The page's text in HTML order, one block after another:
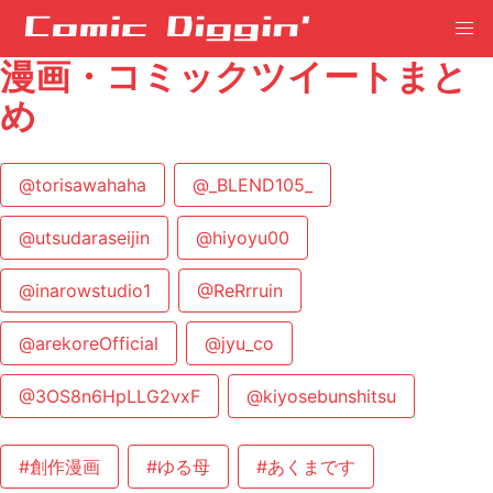
漫画・コミックツイートまと
め
@torisawahaha @_BLEND105_
@utsudaraseijin @hiyoyu00
@inarowstudio1 @ReRrruin
@arekoreOfficial @jyu_co
@3OS8n6HpLLG2vxF @kiyosebunshitsu
#創作漫画 #ゆる母 #あくまです